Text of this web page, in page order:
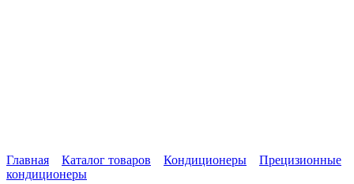
Главная Каталог товаров Кондиционеры
Прецизионные
кондиционеры